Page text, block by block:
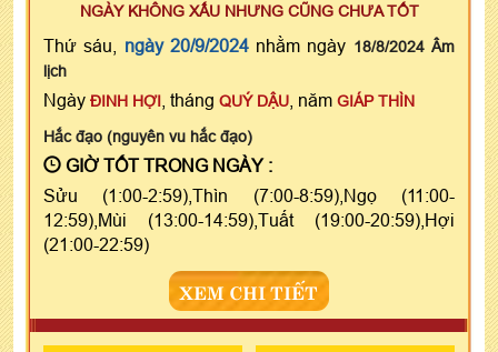
NGÀY KHÔNG XẤU NHƯNG CŨNG CHƯA TỐT
Thứ sáu, ngày 20/9/2024nhằm ngày 18/8/2024 Âm
lịch
Ngày ĐINH HỢI , tháng QUÝ DẬU , năm GIÁP THÌN
Hắc đạo (nguyên vu hắc đạo)
GIỜ TỐT TRONG NGÀY :
Sửu (1:00-2:59),Thìn (7:00-8:59),Ngọ (11:00-
12:59),Mùi (13:00-14:59),Tuất (19:00-20:59),Hợi
(21:00-22:59)
XEM CHI TIẾT